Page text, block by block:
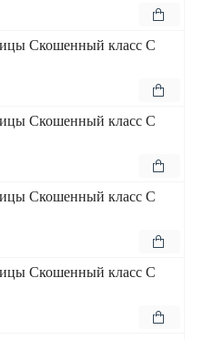
Скошенный класс С
Скошенный класс С
Скошенный класс С
Скошенный класс С